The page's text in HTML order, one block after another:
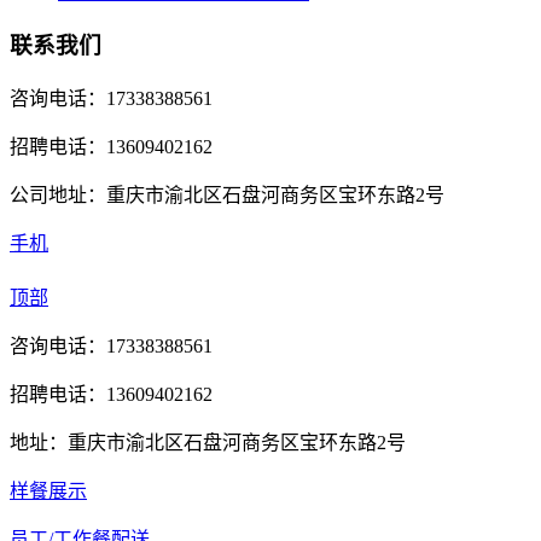
联系我们
咨询电话：17338388561
招聘电话：13609402162
公司地址：重庆市渝北区石盘河商务区宝环东路2号
手机
顶部
咨询电话：17338388561
招聘电话：13609402162
地址：重庆市渝北区石盘河商务区宝环东路2号
样餐展示